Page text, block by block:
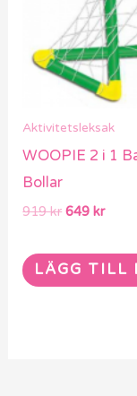
Aktivitetsleksak
WOOPIE 2 i 1
Bollar
919kr 649kr
LÄGG TILL